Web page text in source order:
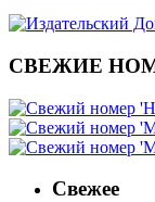
СВЕЖИЕ
Свежее